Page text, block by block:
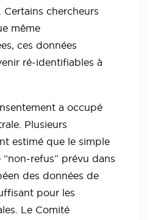
Certains chercheurs
même
ces données
ré-identifiables à
a occupé
Plusieurs
estimé que le simple
“non-refus” prévu dans
des données de
pour les
Le Comité